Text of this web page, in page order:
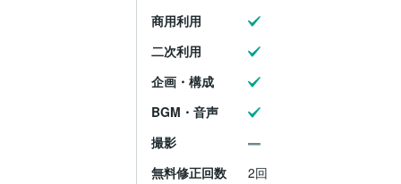
商用利用
二次利用
企画・構成
BGM・音声
撮影
無料修正回数
2回